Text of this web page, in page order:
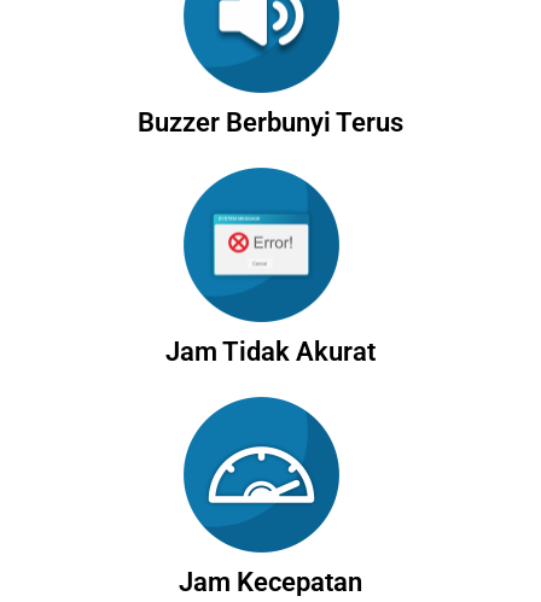
Buzzer Berbunyi Terus
Jam Tidak Akurat
Jam Kecepatan